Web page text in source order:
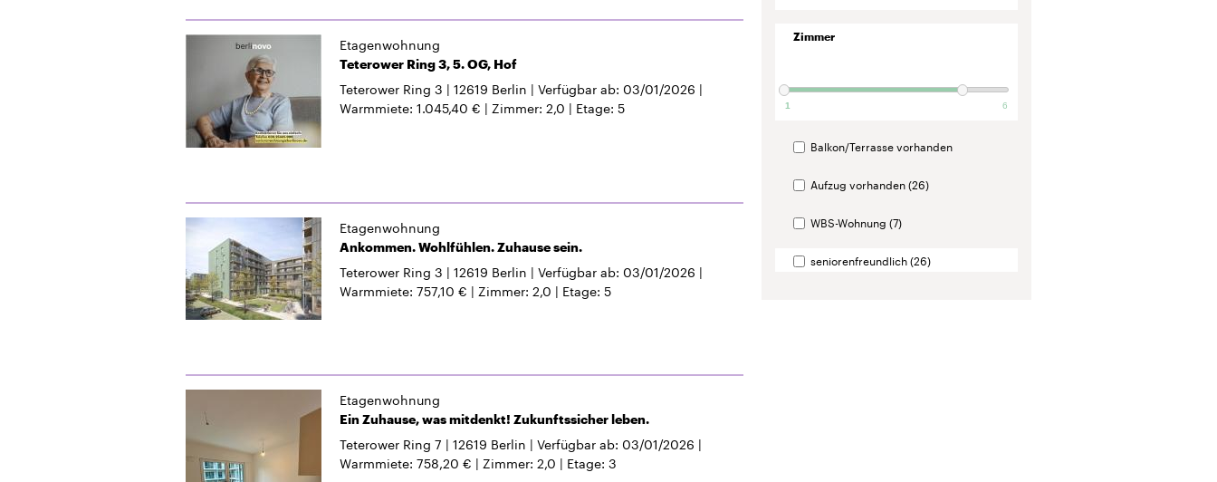
Zimmer
1 6
Balkon/Terrasse vorhanden
Aufzug vorhanden(26)
WBS-Wohnung (7)
seniorenfreundlich(26)
Etagenwohnung
Teterower Ring 3, 5. OG, Hof
Teterower Ring 3 12619 Berlin Verfügbar ab 03/01/2026
Warmmiete 1.045,40 € Zimmer 2,0 Etage 5
Etagenwohnung
Ankommen. Wohlfühlen. Zuhause sein.
Teterower Ring 3 12619 Berlin Verfügbar ab 03/01/2026
Warmmiete 757,10 € Zimmer 2,0 Etage 5
Etagenwohnung
Ein Zuhause, was mitdenkt! Zukunftssicher leben.
Teterower Ring 7 12619 Berlin Verfügbar ab 03/01/2026
Warmmiete 758,20 € Zimmer 2,0 Etage 3